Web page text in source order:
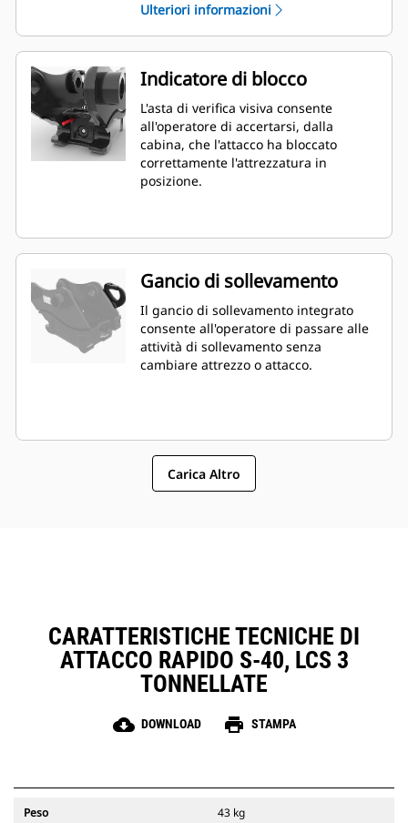
un processore elettronico montato
all'interno dell'attacco rapido. Questo
microprocessore fornisce la
comunicazione digitale al modulo di
controllo elettronico (ECM) del
miniescavatore idraulico di nuova
generazione tramite cablaggio
elettrico.
Ulteriori informazioni
Indicatore di blocco
L'asta di verifica visiva consente
all'operatore di accertarsi, dalla
cabina, che l'attacco ha bloccato
correttamente l'attrezzatura in
posizione.
Gancio di sollevamento
Il gancio di sollevamento integrato
consente all'operatore di passare alle
attività di sollevamento senza
cambiare attrezzo o attacco.
Carica Altro
CARATTERISTICHE TECNICHE DI
ATTACCO RAPIDO S-40, LCS 3
TONNELLATE
cloud_download DOWNLOAD print STAMPA
Peso 43 kg